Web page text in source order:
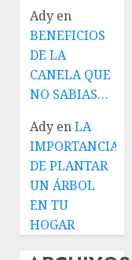
Ady en
BENEFICIOS
DE LA
CANELA QUE
NO SABIAS…
Ady enLA
IMPORTANCIA
DE PLANTAR
UN ÁRBOL
EN TU
HOGAR